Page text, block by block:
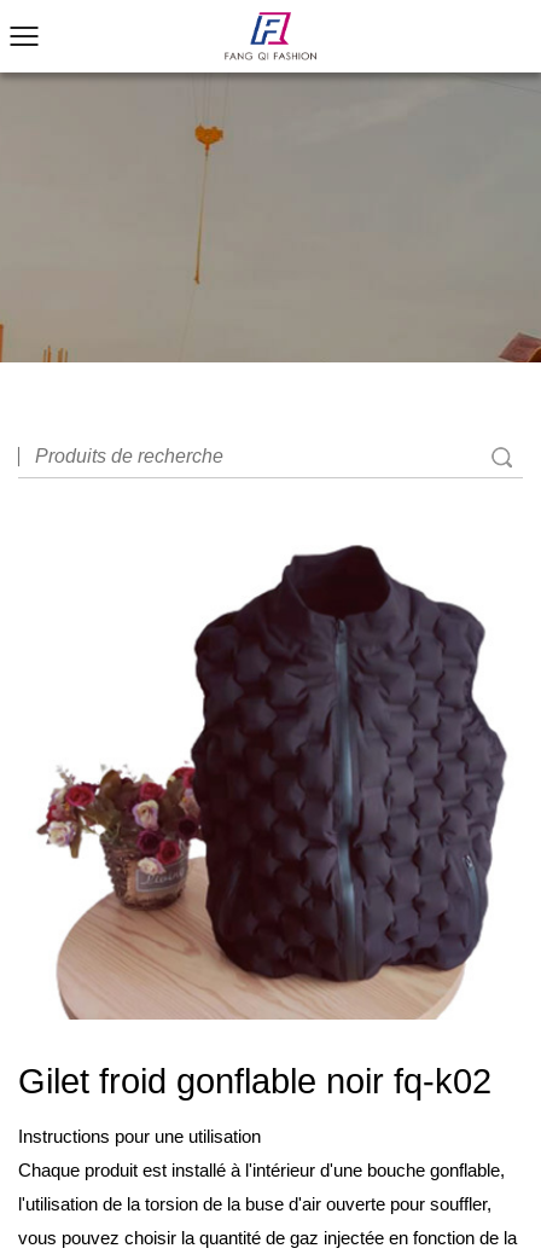
Gilet froid gonflable noir fq-k02
Instructions pour une utilisation
Chaque produit est installé à l'intérieur d'une bouche gonflable,
l'utilisation de la torsion de la buse d'air ouverte pour souffler,
vous pouvez choisir la quantité de gaz injectée en fonction de la